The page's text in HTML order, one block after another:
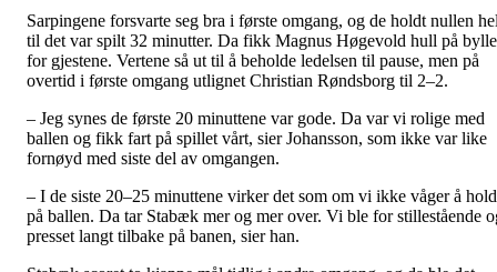
Sarpingene forsvarte seg bra i første omgang, og de holdt nullen
til det var spilt 32 minutter. Da fikk Magnus Høgevold hull på
for gjestene. Vertene så ut til å beholde ledelsen til pause, men på
overtid i første omgang utlignet Christian Røndsborg til 2–2.
– Jeg synes de første 20 minuttene var gode. Da var vi rolige med
ballen og fikk fart på spillet vårt, sier Johansson, som ikke var like
fornøyd med siste del av omgangen.
– I de siste 20–25 minuttene virker det som om vi ikke våger å
på ballen. Da tar Stabæk mer og mer over. Vi ble for stillestående
presset langt tilbake på banen, sier han.